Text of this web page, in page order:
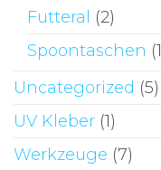
Futteral
(2)
Spoontaschen
Uncategorized (5)
UV Kleber (1)
Werkzeuge (7)